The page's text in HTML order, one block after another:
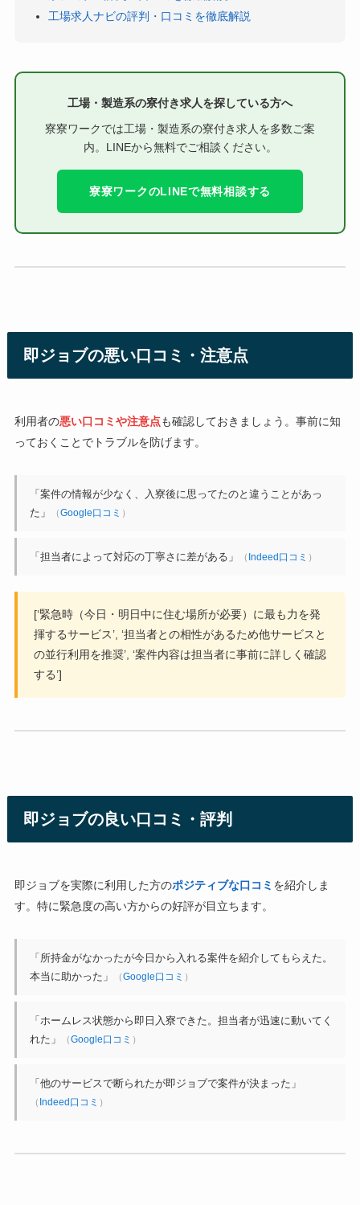
工場求人ナビの評判・口コミを徹底解説
工場・製造系の寮付き求人を探している方へ
寮寮ワークでは工場・製造系の寮付き求人を多数ご案
内。LINEから無料でご相談ください。
寮寮ワークのLINEで無料相談する
即ジョブの悪い口コミ・注意点
利用者の悪い口コミや注意点も確認しておきましょう。事前に知
っておくことでトラブルを防げます。
「案件の情報が少なく、入寮後に思ってたのと違うことがあっ
た」
（Google口コミ ）
「担当者によって対応の丁寧さに差がある」 （ Indeed口コミ ）
[‘緊急時（今日・明日中に住む場所が必要）に最も力を発
揮するサービス’, ‘担当者との相性があるため他サービスと
の並行利用を推奨’, ‘案件内容は担当者に事前に詳しく確認
する’]
即ジョブの良い口コミ・評判
即ジョブを実際に利用した方のポジティブな口コミ を紹介しま
す。特に緊急度の高い方からの好評が目立ちます。
「所持金がなかったが今日から入れる案件を紹介してもらえた。
本当に助かった」
（Google口コミ ）
「ホームレス状態から即日入寮できた。担当者が迅速に動いてく
れた」
（Google口コミ ）
「他のサービスで断られたが即ジョブで案件が決まった」
（ Indeed口コミ ）